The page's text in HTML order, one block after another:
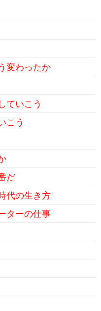
変わったか
ていこう
こう
だ
代の生き方
ターの仕事